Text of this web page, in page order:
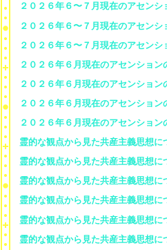
２０２６年６〜７月現在のアセン
２０２６年６〜７月現在のアセン
２０２６年６〜７月現在のアセン
２０２６年６月現在のアセンショ
２０２６年６月現在のアセンショ
２０２６年６月現在のアセンショ
２０２６年６月現在のアセンショ
霊的な観点から見た共産主義思想
霊的な観点から見た共産主義思想
霊的な観点から見た共産主義思想
霊的な観点から見た共産主義思想
霊的な観点から見た共産主義思想
霊的な観点から見た共産主義思想